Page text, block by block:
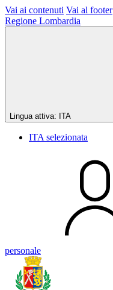
Vai ai contenuti Vai al footer
Regione Lombardia
Lingua attiva: ITA
ITA selezionata
personale